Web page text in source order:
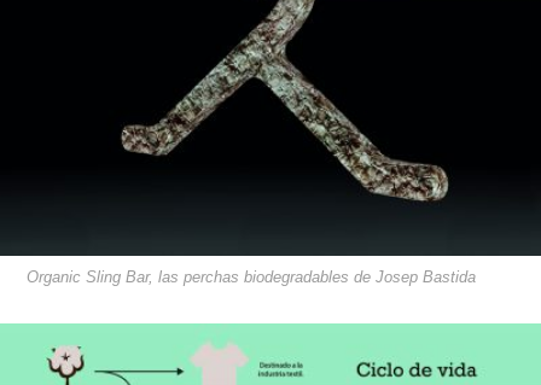
Organic Sling Bar, las perchas biodegradables de Josep Bastida